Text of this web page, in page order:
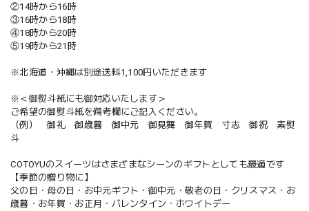
②14時から16時
③16時から18時
④18時から20時
⑤19時から21時
※北海道・沖縄は別途送料1,100円いただきます
※＜御熨斗紙にも御対応いたします＞
ご希望の御熨斗紙を備考欄にご記入ください。
（例） 御礼 御歳暮 御中元 御見舞 御年賀 寸志 御祝 素熨
斗
COTOYUのスイーツはさまざまなシーンのギフトとしても最適です
【季節の贈り物に】
父の日・母の日・お中元ギフト・御中元・敬老の日・クリスマス・お
歳暮・お年賀・お正月・バレンタイン・ホワイトデー